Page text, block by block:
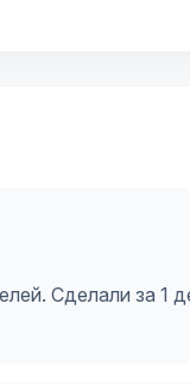
Сделали за 1